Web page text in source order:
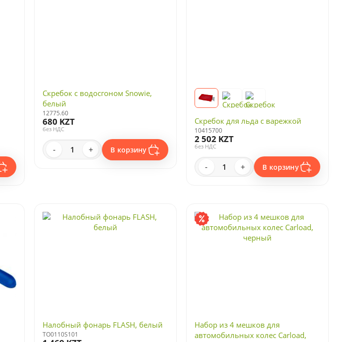
Скребок с водосгоном Snowie,
белый
12775.60
680 KZT
без НДС
- + В корзину
Скребок для льда с варежкой
10415700
2 502 KZT
без НДС
- + В корзину
Налобный фонарь FLASH, белый
TO0110S101
Набор из 4 мешков для
автомобильных колес Carload,